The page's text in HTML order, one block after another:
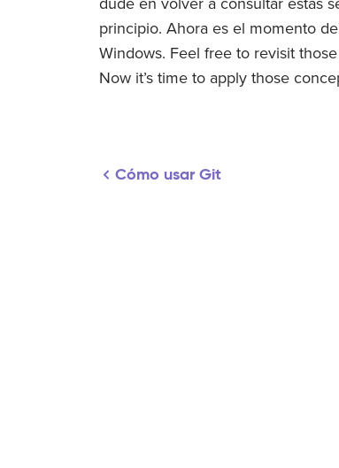
principio. Ahora es el momento
Windows. Feel free to revisit
Now it’s time to apply those
Cómo usar Git